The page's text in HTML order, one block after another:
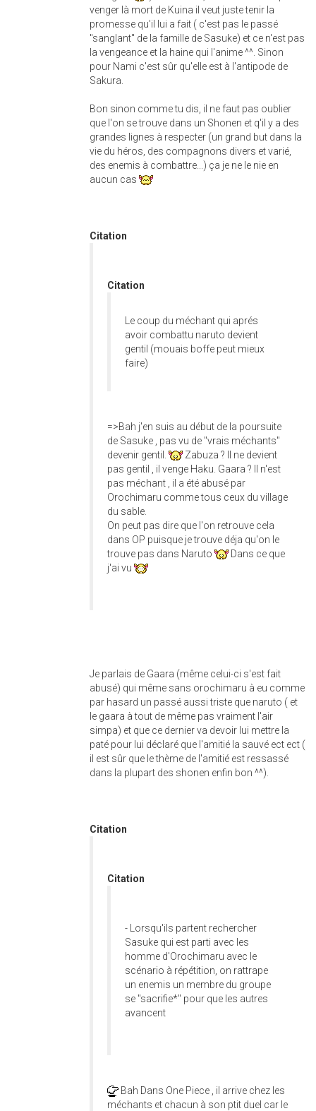
venger là mort de Kuina il veut juste tenir la
promesse qu'il lui a fait ( c'est pas le passé
"sanglant" de la famille de Sasuke) et ce n'est pas
la vengeance et la haine qui l'anime ^^. Sinon
pour Nami c'est sûr qu'elle est à l'antipode de
Sakura.
Bon sinon comme tu dis, il ne faut pas oublier
que l'on se trouve dans un Shonen et q'il y a des
grandes lignes à respecter (un grand but dans la
vie du héros, des compagnons divers et varié,
des enemis à combattre...) ça je ne le nie en
aucun cas
Citation
Citation
Le coup du méchant qui aprés
avoir combattu naruto devient
gentil (mouais boffe peut mieux
faire)
=>Bah j'en suis au début de la poursuite
de Sasuke , pas vu de "vrais méchants"
devenir gentil.
Zabuza ? Il ne devient
pas gentil , il venge Haku. Gaara ? Il n'est
pas méchant , il a été abusé par
Orochimaru comme tous ceux du village
du sable.
On peut pas dire que l'on retrouve cela
dans OP puisque je trouve déja qu'on le
trouve pas dans Naruto
Dans ce que
j'ai vu
Je parlais de Gaara (même celui-ci s'est fait
abusé) qui même sans orochimaru à eu comme
par hasard un passé aussi triste que naruto ( et
le gaara à tout de même pas vraiment l'air
simpa) et que ce dernier va devoir lui mettre la
paté pour lui déclaré que l'amitié la sauvé ect ect (
il est sûr que le thème de l'amitié est ressassé
dans la plupart des shonen enfin bon ^^).
Citation
Citation
- Lorsqu'ils partent rechercher
Sasuke qui est parti avec les
homme d'Orochimaru avec le
scénario à répétition, on rattrape
un enemis un membre du groupe
se "sacrifie*" pour que les autres
avancent
Bah Dans One Piece , il arrive chez les
méchants et chacun à son ptit duel car le